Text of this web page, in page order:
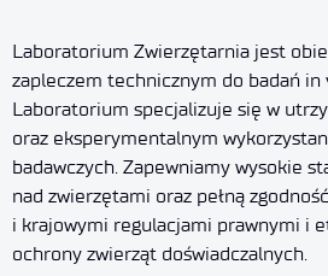
Laboratorium Zwierzętarnia jest
zapleczem technicznym do badań
Laboratorium specjalizuje się w
oraz eksperymentalnym
badawczych. Zapewniamy wysokie
nad zwierzętami oraz pełną
i krajowymi regulacjami prawnymi i
ochrony zwierząt doświadczalnych.